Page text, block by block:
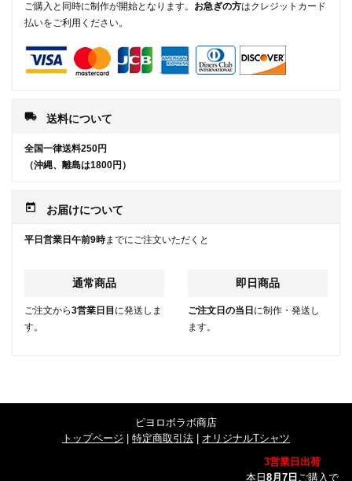
ご購入と同時に制作が開始となります。 お急ぎの方はクレジットカード
払いをご利用ください。
local_shipping 送料について
全国一律送料250円
（沖縄、離島は1800円）
today お届けについて
平日営業日午前9時までにご注文いただくと
通常商品
ご注文から3営業日目 に発送しま
す。
即日商品
ご注文日の当日 に制作・発送し
ます。
ピヨロボラボ商店
トップページ
特定商取引法
オリジナルTシャツ
3営業日出荷
本日 8月7日 ご購入で